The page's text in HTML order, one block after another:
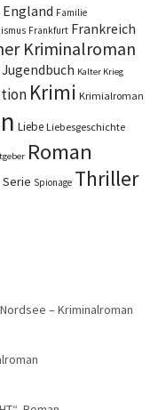
England Familie
Frankfurt Frankreich
Kriminalroman
Jugendbuch Kalter Krieg
Krimi Krimialroman
Liebe Liebesgeschichte
Roman
Serie Spionage Thriller
– Kriminalroman